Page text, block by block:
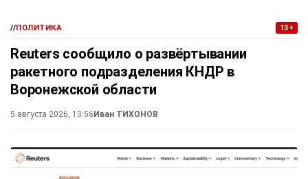
//ПОЛИТИКА 13+
Reuters сообщило о развёртывании
ракетного подразделения КНДР в
Воронежской области
5 августа 2026, 13:56 Иван ТИХОНОВ